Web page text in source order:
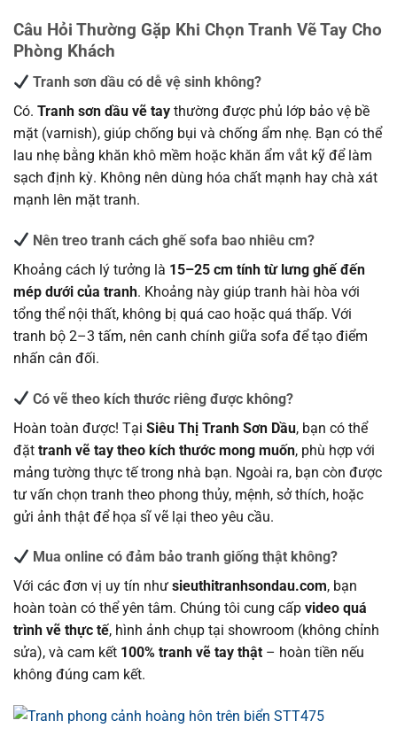
Câu Hỏi Thường Gặp Khi Chọn Tranh Vẽ Tay Cho
Phòng Khách
Tranh sơn dầu có dễ vệ sinh không?
Có. Tranh sơn dầu vẽ tay thường được phủ lớp bảo vệ bề
mặt (varnish), giúp chống bụi và chống ẩm nhẹ. Bạn có thể
lau nhẹ bằng khăn khô mềm hoặc khăn ẩm vắt kỹ để làm
sạch định kỳ. Không nên dùng hóa chất mạnh hay chà xát
mạnh lên mặt tranh.
Nên treo tranh cách ghế sofa bao nhiêu cm?
Khoảng cách lý tưởng là 15–25 cm tính từ lưng ghế đến
mép dưới của tranh. Khoảng này giúp tranh hài hòa với
tổng thể nội thất, không bị quá cao hoặc quá thấp. Với
tranh bộ 2–3 tấm, nên canh chính giữa sofa để tạo điểm
nhấn cân đối.
Có vẽ theo kích thước riêng được không?
Hoàn toàn được! Tại Siêu Thị Tranh Sơn Dầu, bạn có thể
đặt tranh vẽ tay theo kích thước mong muốn, phù hợp với
mảng tường thực tế trong nhà bạn. Ngoài ra, bạn còn được
tư vấn chọn tranh theo phong thủy, mệnh, sở thích, hoặc
gửi ảnh thật để họa sĩ vẽ lại theo yêu cầu.
Mua online có đảm bảo tranh giống thật không?
Với các đơn vị uy tín như sieuthitranhsondau.com, bạn
hoàn toàn có thể yên tâm. Chúng tôi cung cấp video quá
trình vẽ thực tế, hình ảnh chụp tại showroom (không chỉnh
sửa), và cam kết 100% tranh vẽ tay thật – hoàn tiền nếu
không đúng cam kết.